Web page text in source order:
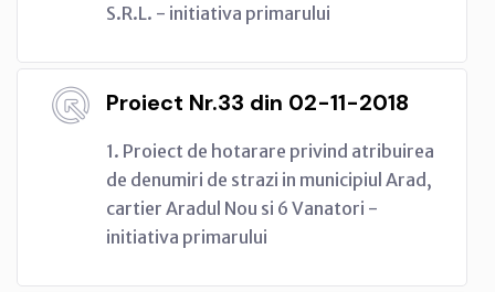
S.R.L. - initiativa primarului
Proiect Nr.33 din 02-11-2018
1. Proiect de hotarare privind atribuirea
de denumiri de strazi in municipiul Arad,
cartier Aradul Nou si 6 Vanatori -
initiativa primarului